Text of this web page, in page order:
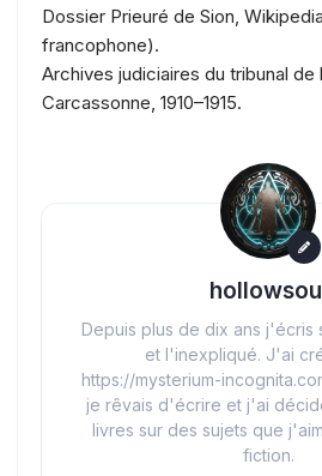
Dossier Prieuré de Sion,
francophone).
Archives judiciaires du tribunal de
Carcassonne, 1910–1915.
Depuis plus de dix ans j'écris
et l'inexpliqué. J'ai
https://mysterium-
je rêvais d'écrire et j'ai
livres sur des sujets que
fiction.